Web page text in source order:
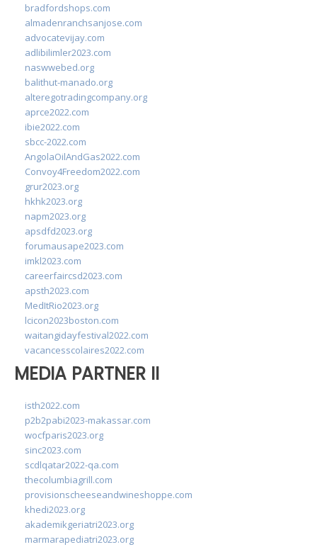
bradfordshops.com
almadenranchsanjose.com
advocatevijay.com
adlibilimler2023.com
naswwebed.org
balithut-manado.org
alteregotradingcompany.org
aprce2022.com
ibie2022.com
sbcc-2022.com
AngolaOilAndGas2022.com
Convoy4Freedom2022.com
grur2023.org
hkhk2023.org
napm2023.org
apsdfd2023.org
forumausape2023.com
imkl2023.com
careerfaircsd2023.com
apsth2023.com
MedItRio2023.org
lcicon2023boston.com
waitangidayfestival2022.com
vacancesscolaires2022.com
MEDIA PARTNER II
isth2022.com
p2b2pabi2023-makassar.com
wocfparis2023.org
sinc2023.com
scdlqatar2022-qa.com
thecolumbiagrill.com
provisionscheeseandwineshoppe.com
khedi2023.org
akademikgeriatri2023.org
marmarapediatri2023.org